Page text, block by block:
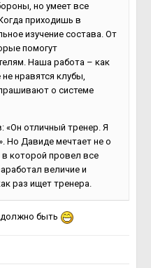
но умеет все
приходишь в
изучение состава. От
помогут
Наша работа – как
нравятся клубы,
о системе
«Он отличный тренер. Я
Но Давиде мечтает не о
в которой провел все
величие и
раз ищет тренера.
быть